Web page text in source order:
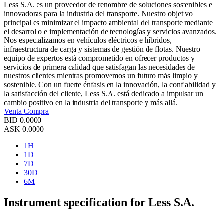
Less S.A. es un proveedor de renombre de soluciones sostenibles e
innovadoras para la industria del transporte. Nuestro objetivo
principal es minimizar el impacto ambiental del transporte mediante
el desarrollo e implementación de tecnologías y servicios avanzados.
Nos especializamos en vehículos eléctricos e híbridos,
infraestructura de carga y sistemas de gestión de flotas. Nuestro
equipo de expertos está comprometido en ofrecer productos y
servicios de primera calidad que satisfagan las necesidades de
nuestros clientes mientras promovemos un futuro más limpio y
sostenible. Con un fuerte énfasis en la innovación, la confiabilidad y
la satisfacción del cliente, Less S.A. está dedicado a impulsar un
cambio positivo en la industria del transporte y más allá.
Venta Compra
BID 0.0000
ASK 0.0000
1H
1D
7D
30D
6M
Instrument specification for Less S.A.